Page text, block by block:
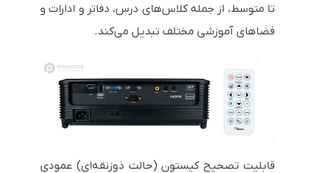
تا متوسط، از جمله کلاس‌های درس، دفاتر و ادارات و
فضاهای آموزشی مختلف تبدیل می‌کند.
قابلیت تصحیح کیستون (حالت ذوزنقه‌ای) عمودی